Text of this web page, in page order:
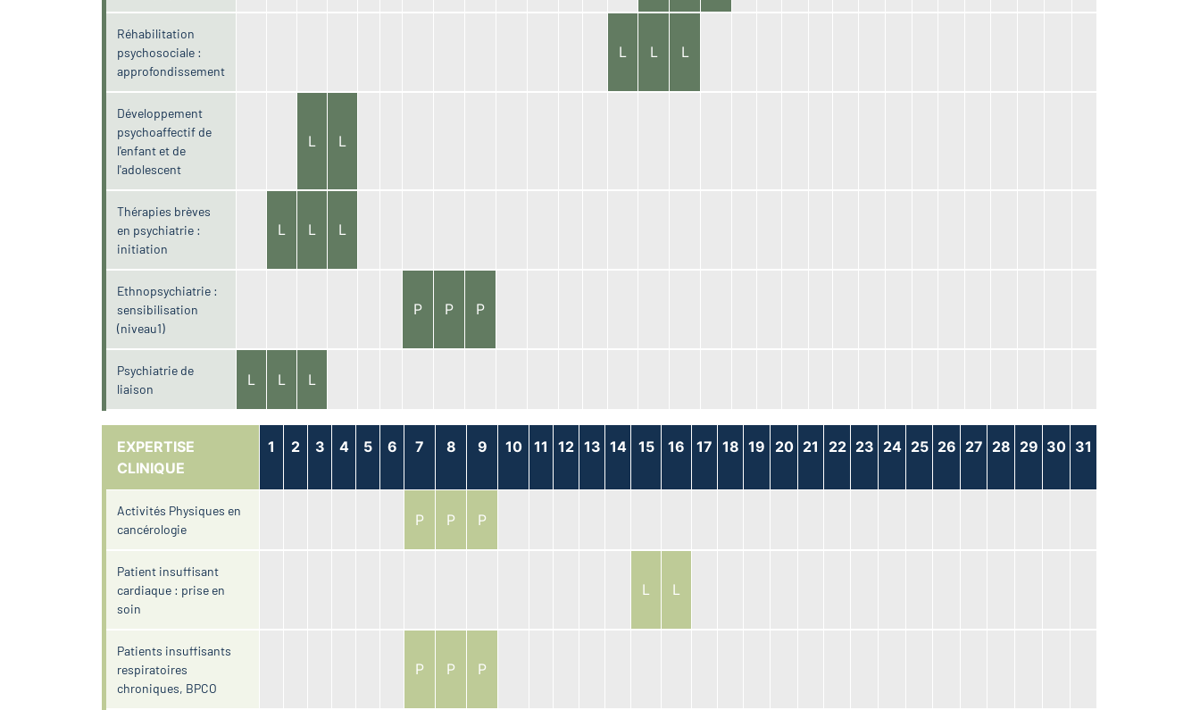
Réhabilitation
psychosociale :
approfondissement
L L L
Développement
psychoaffectif de
l'enfant et de
l'adolescent
L L
Thérapies brèves
en psychiatrie :
initiation
L L L
Ethnopsychiatrie :
sensibilisation
(niveau1)
P P P
Psychiatrie de
liaison
L L L
EXPERTISE
CLINIQUE
1 2 3 4 5 6 7 8 9 10 11 12 13 14 15 16 17 18 19 20 21 22 23 24 25 26 27 28 29 30 31
Activités Physiques en
cancérologie
P P P
Patient insuffisant
cardiaque : prise en
soin
L L
Patients insuffisants
respiratoires
chroniques, BPCO
P P P